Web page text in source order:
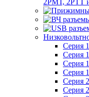
2РМТ, 2РТТ
Серия
Серия
Серия
Серия
Серия
Серия